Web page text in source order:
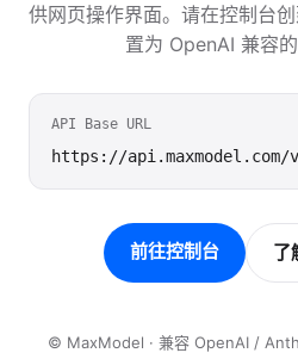
供网页操作界面。请在控制台
置为 OpenAI 兼容的
API Base URL
https://api.maxmodel.com/
前往控制台 了
© MaxModel · 兼容 OpenAI /